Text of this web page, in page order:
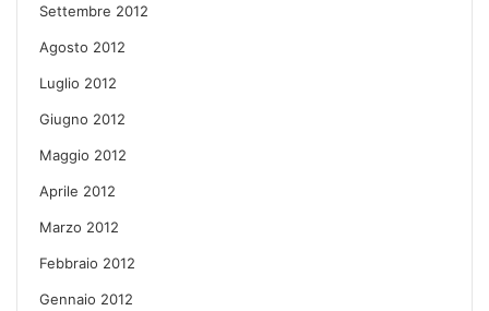
Settembre 2012
Agosto 2012
Luglio 2012
Giugno 2012
Maggio 2012
Aprile 2012
Marzo 2012
Febbraio 2012
Gennaio 2012